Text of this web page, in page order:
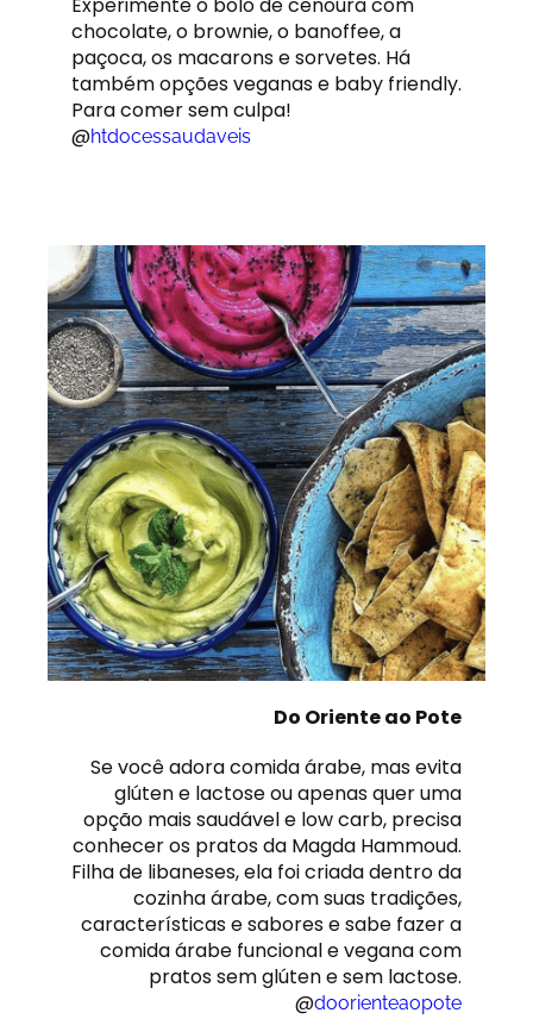
Experimente o bolo de cenoura com
chocolate, o brownie, o banoffee, a
paçoca, os macarons e sorvetes. Há
também opções veganas e baby friendly.
Para comer sem culpa!
@htdocessaudaveis
Do Oriente ao Pote
Se você adora comida árabe, mas evita
glúten e lactose ou apenas quer uma
opção mais saudável e low carb, precisa
conhecer os pratos da Magda Hammoud.
Filha de libaneses, ela foi criada dentro da
cozinha árabe, com suas tradições,
características e sabores e sabe fazer a
comida árabe funcional e vegana com
pratos sem glúten e sem lactose.
@doorienteaopote